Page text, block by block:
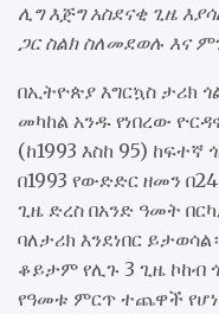
ሊግ እጅግ አስደናቂ ጊዜ
ጋር ስልክ ስለመደወሉ እና
በኢትዮጵያ እግርኳስ ታሪክ
መካከል አንዱ የነበረው
(ከ1993 እስከ 95)
በ1993 የውድድር ዘመን
ጊዜ ድረስ በአንድ ዓመት
ባለታሪክ እንደነበር
ቆይታም የሊጉ 3 ጊዜ ኮከብ
የዓመቱ ምርጥ ተጨዋች